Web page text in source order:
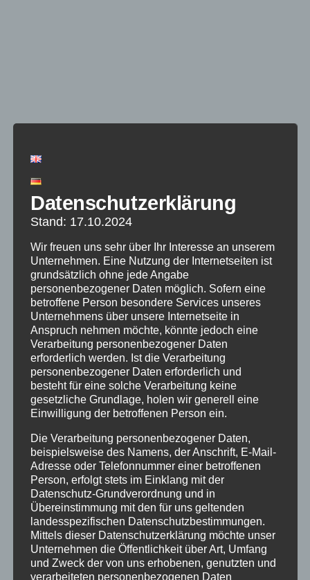
Rückblick – Maßnahmen &
Handlungsempfehlungen
HERUNTERLADEN
The preliminary measures and
recommendations for action are divided into
three topics: Structure, Public Relations and
Project Organization. The participants were
able to walk through three stations, each
related to the respective topic area, and
exchange ideas about the contents as well
as make comments and suggestions. These
serve to refine the measures and
recommendations for action and will now be
incorporated into the final draft of the
cultural development plan.
Datenschutzerklärung
Stand: 17.10.2024
Wir freuen uns sehr über Ihr Interesse an unserem
Unternehmen. Eine Nutzung der Internetseiten ist
grundsätzlich ohne jede Angabe
personenbezogener Daten möglich. Sofern eine
betroffene Person besondere Services unseres
Unternehmens über unsere Internetseite in
Anspruch nehmen möchte, könnte jedoch eine
Verarbeitung personenbezogener Daten
erforderlich werden. Ist die Verarbeitung
personenbezogener Daten erforderlich und
besteht für eine solche Verarbeitung keine
gesetzliche Grundlage, holen wir generell eine
Einwilligung der betroffenen Person ein.
Die Verarbeitung personenbezogener Daten,
beispielsweise des Namens, der Anschrift, E-Mail-
Adresse oder Telefonnummer einer betroffenen
Person, erfolgt stets im Einklang mit der
Datenschutz-Grundverordnung und in
Übereinstimmung mit den für uns geltenden
landesspezifischen Datenschutzbestimmungen.
Mittels dieser Datenschutzerklärung möchte unser
Unternehmen die Öffentlichkeit über Art, Umfang
und Zweck der von uns erhobenen, genutzten und
verarbeiteten personenbezogenen Daten